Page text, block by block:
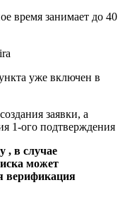
время занимает до 40
уже включен в
заявки, а
1-ого подтверждения
, в случае
может
верификация